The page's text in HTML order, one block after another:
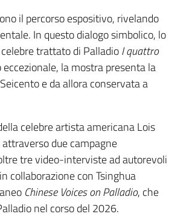
il percorso espositivo, rivelando
In questo dialogo simbolico, lo
trattato di PalladioI quattro
la mostra presenta la
e da allora conservata a
celebre artista americana Lois
due campagne
tre video-interviste ad autorevoli
collaborazione con Tsinghua
Chinese Voices on Palladio, che
nel corso del 2026.